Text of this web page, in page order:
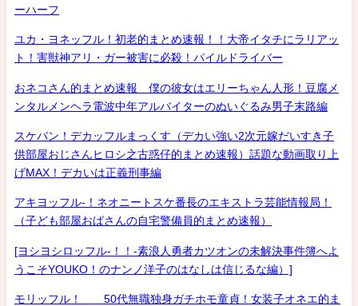
ーハーフ
ユカ・ヨネッフル！初老的まとめ速報！！大帝イタチにラリアッ
ト！害獣神アリ・ガー被害に必殺！パイルドライバー
おネコさん的まとめ速報 僕の彼女はエリーちゃん人形！豆腐メ
ンタルメンヘラ電波中年アルバイターのぬいぐるみ男子末路編
スケバン！デカッフルまっくす（デカい強い2次元嫁だいすき子
供部屋おじさんヒロシ之古惑仔的まとめ速報）話題な動画取り上
げMAX！デカいは正義刑事編
アキヨッフル-！ネオニートスケ番長のエキストラ芸能情報局！
（子ども部屋おばさんの自宅警備員的まとめ速報）
[ヨシヨシロッフル-！！-素浪人勇者カツオンの未解決事件簿へよ
うこそYOUKO！のナンノ洋子のはなしは信じるな編）]
モリッフル！ 50代無職独身ガチホモ童貞！女装子オネエ的ま